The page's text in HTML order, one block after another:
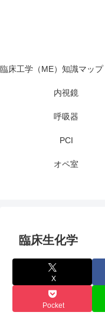
内視鏡
呼吸器
PCI
オペ室
臨床生化学
X
Pocket